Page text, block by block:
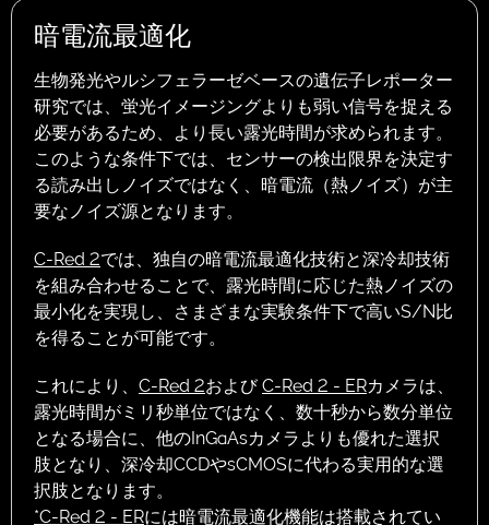
暗電流最適化
生物発光やルシフェラーゼベースの遺伝子レポーター
研究では、蛍光イメージングよりも弱い信号を捉える
必要があるため、より長い露光時間が求められます。
このような条件下では、センサーの検出限界を決定す
る読み出しノイズではなく、暗電流（熱ノイズ）が主
要なノイズ源となります。
C-Red 2では、独自の暗電流最適化技術と深冷却技術
を組み合わせることで、露光時間に応じた熱ノイズの
最小化を実現し、さまざまな実験条件下で高いS/N比
を得ることが可能です。
これにより、 C-Red 2およびC-Red 2 - ERカメラは、
露光時間がミリ秒単位ではなく、数十秒から数分単位
となる場合に、他のInGaAsカメラよりも優れた選択
肢となり、深冷却CCDやsCMOSに代わる実用的な選
択肢となります。
*C-Red 2 - ERには暗電流最適化機能は搭載されてい